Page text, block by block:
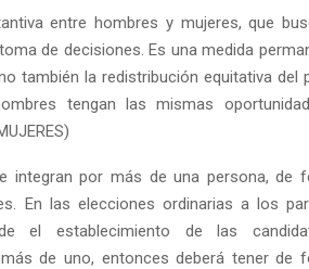
entre hombres y mujeres, que
de decisiones. Es una medida
también la redistribución equitativa del
tengan las mismas
por más de una persona, de
En las elecciones ordinarias a los
el establecimiento de las
de uno, entonces deberá tener de